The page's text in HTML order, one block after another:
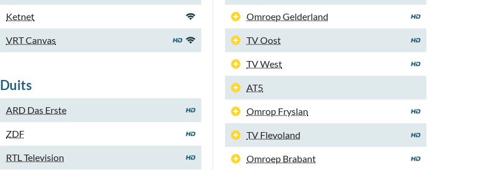
Ketnet
VRT Canvas
Duits
ARD Das Erste
ZDF
RTL Television
Omroep Gelderland
TV Oost
TV West
AT5
Omrop Fryslan
TV Flevoland
Omroep Brabant